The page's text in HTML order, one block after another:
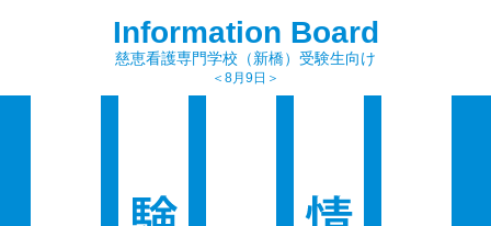
Information Board
＜8月9日＞
慈恵看護専門学校（新橋）受験生向け